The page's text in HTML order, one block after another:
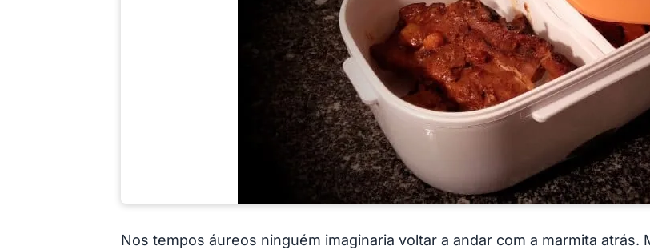
Nos tempos áureos ninguém imaginaria voltar a andar com a marmita